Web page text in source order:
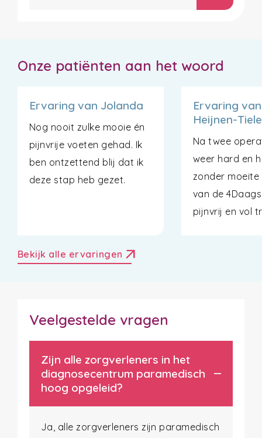
Onze patiënten aan het woord
Ervaring van Jolanda
Nog nooit zulke mooie én
pijnvrije voeten gehad. Ik
ben ontzettend blij dat ik
deze stap heb gezet.
Ervaring
Heijnen-
Na twee
weer hard en
zonder moeite
van de
pijnvrij en vol
Bekijk alle ervaringen arrow_outward
Veelgestelde vragen
Zijn alle zorgverleners in het
diagnosecentrum paramedisch
hoog opgeleid?
Ja, alle zorgverleners zijn paramedisch